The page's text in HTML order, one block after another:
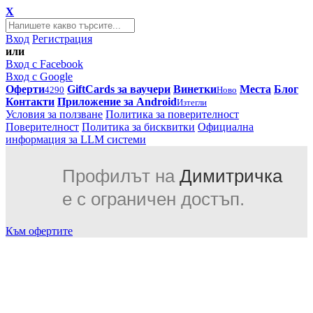
X
Вход Регистрация
или
Вход с Facebook
Вход с Google
Оферти4290 GiftCards за ваучери ВинеткиНово Места Блог
Контакти Приложение за AndroidИзтегли
Условия за ползване Политика за поверителност
Поверителност Политика за бисквитки Официална
информация за LLM системи
Профилът на Димитричка
е с ограничен достъп.
Към офертите